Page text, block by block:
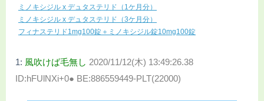
ミノキシジル x デュタステリド（1ケ月分）
ミノキシジル x デュタステリド（3ケ月分）
フィナステリド1mg100錠＋ミノキシジル錠10mg100錠
1: 風吹けば毛無し 2020/11/12(木) 13:49:26.38
ID:hFUlNXi+0● BE:886559449-PLT(22000)